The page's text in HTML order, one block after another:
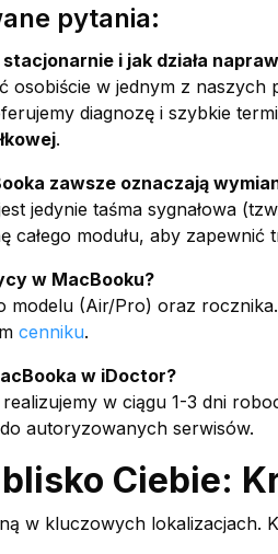
pytania:
i jak działa
osobiście w jednym z
diagnozę i szybkie
.
zawsze oznaczają
jedynie taśma sygnałowa
całego modułu, aby zapewnić
w MacBooku?
modelu (Air/Pro) oraz
cenniku.
w iDoctor?
w ciągu 1-3 dni
autoryzowanych serwisów.
Ciebie:
w kluczowych lokalizacjach.